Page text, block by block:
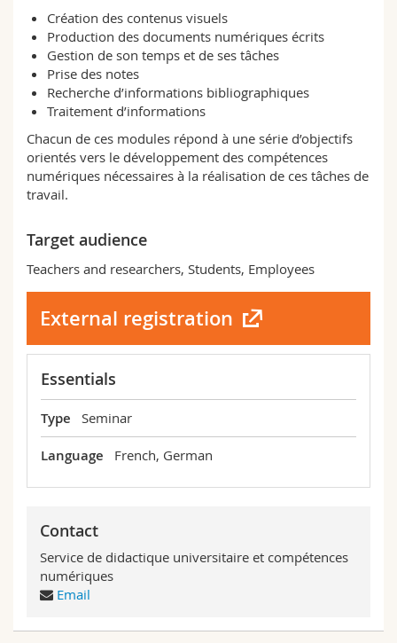
Création des contenus visuels
Production des documents numériques écrits
Gestion de son temps et de ses tâches
Prise des notes
Recherche d’informations bibliographiques
Traitement d’informations
Chacun de ces modules répond à une série d’objectifs
orientés vers le développement des compétences
numériques nécessaires à la réalisation de ces tâches de
travail.
Target audience
Teachers and researchers, Students, Employees
External registration
Essentials
Type Seminar
Language French, German
Contact
Service de didactique universitaire et compétences
numériques
Email